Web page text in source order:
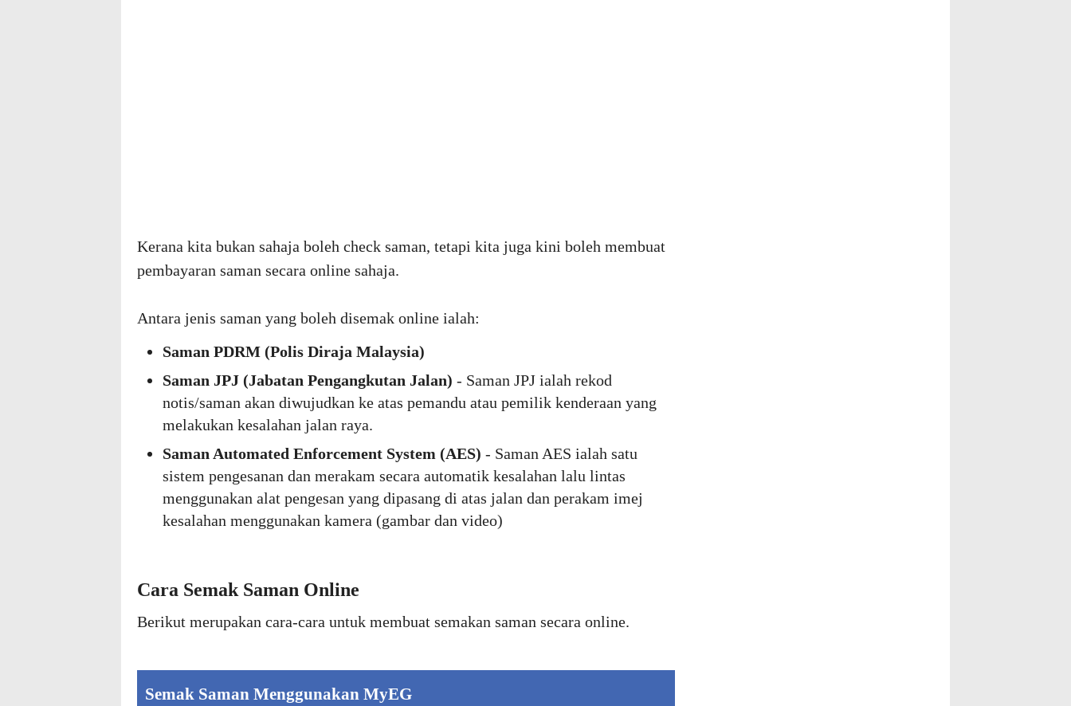
Kerana kita bukan sahaja boleh check saman, tetapi kita juga kini boleh membuat
pembayaran saman secara online sahaja.
Antara jenis saman yang boleh disemak online ialah:
Saman PDRM (Polis Diraja Malaysia)
Saman JPJ (Jabatan Pengangkutan Jalan) - Saman JPJ ialah rekod
notis/saman akan diwujudkan ke atas pemandu atau pemilik kenderaan yang
melakukan kesalahan jalan raya.
Saman Automated Enforcement System (AES) - Saman AES ialah satu
sistem pengesanan dan merakam secara automatik kesalahan lalu lintas
menggunakan alat pengesan yang dipasang di atas jalan dan perakam imej
kesalahan menggunakan kamera (gambar dan video)
Cara Semak Saman Online
Berikut merupakan cara-cara untuk membuat semakan saman secara online.
Semak Saman Menggunakan MyEG